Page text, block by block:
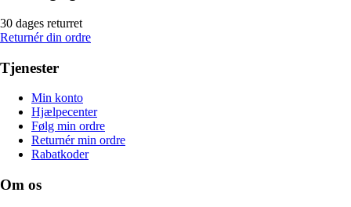
30 dages returret
Returnér din ordre
Tjenester
Min konto
Hjælpecenter
Følg min ordre
Returnér min ordre
Rabatkoder
Om os